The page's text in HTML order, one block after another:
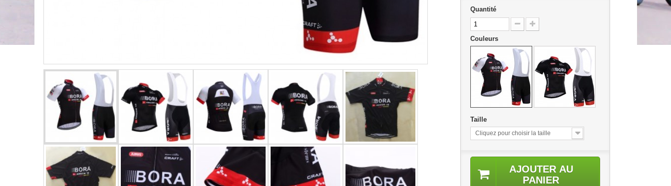
Quantité
Couleurs
Taille
Cliquez pour choisir la taille
AJOUTER AU
PANIER